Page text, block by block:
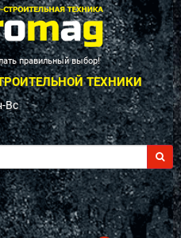
правильный выбор!
ТЕХНИКИ
Вс